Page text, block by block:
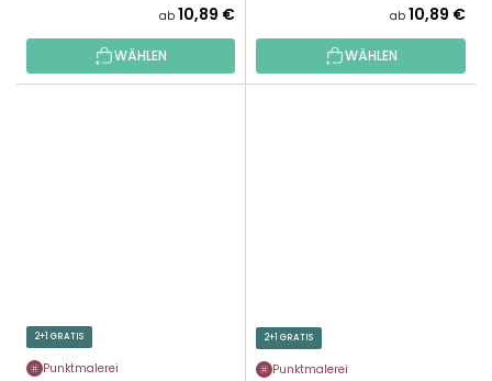
ab 10,89 €
WÄHLEN
ab 10,89 €
WÄHLEN
2+1 GRATIS
Punktmalerei
2+1 GRATIS
Punktmalerei